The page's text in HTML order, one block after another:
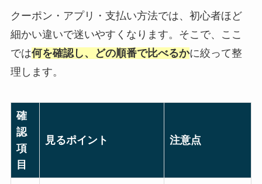
クーポン・アプリ・支払い方法では、初心者ほど
細かい違いで迷いやすくなります。そこで、ここ
では何を確認し、どの順番で比べるかに絞って整
理します。
確
認
項
目
見るポイント 注意点